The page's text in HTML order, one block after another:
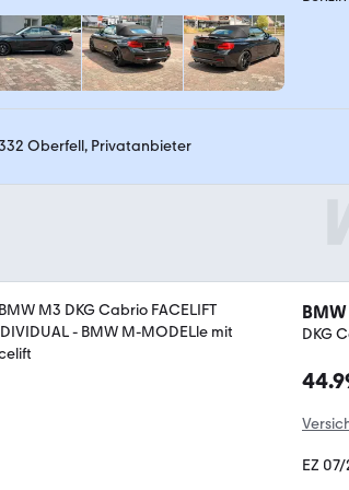
Oberfell, Privatanbieter
DKG
EZ